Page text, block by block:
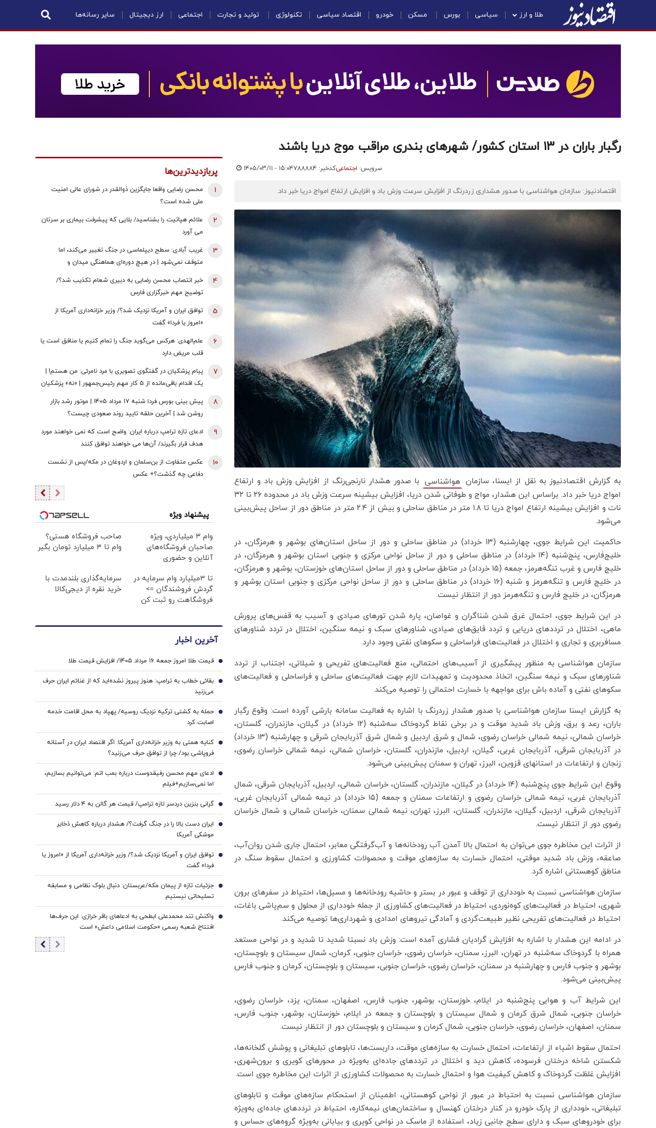
طلا و ارز سیاسی بورس مسکن خودرو اقتصاد سیاسی تکنولوژی تولید و تجارت اجتماعی ارز دیجیتال سایر رسانه‌ها
رگبار باران در ۱۳ استان کشور/ شهرهای بندری مراقب موج دریا باشند
سرویس: اجتماعیکدخبر: ۷۸۸۸۸۴ ۱۴۰۵/۰۳/۱۱ - ۱۵:۰۴
اقتصادنیوز: سازمان هواشناسی با صدور هشداری زردرنگ از افزایش سرعت وزش باد و افزایش ارتفاع امواج دریا خبر داد.
به گزارش اقتصادنیوز به نقل از ایسنا، سازمان هواشناسی با صدور هشدار نارنجی‌رنگ از افزایش وزش باد و ارتفاع
امواج دریا خبر داد. براساس این هشدار، مواج و طوفانی شدن دریا، افزایش بیشینه سرعت وزش باد در محدوده ۲۶ تا ۳۲
نات و افزایش بیشینه ارتفاع امواج دریا تا ۱.۸ متر در مناطق ساحلی و بیش از ۲.۴ متر در مناطق دور از ساحل پیش‌بینی
می‌شود.
حاکمیت این شرایط جوی، چهارشنبه (۱۳ خرداد) در مناطق ساحلی و دور از ساحل استان‌های بوشهر و هرمزگان، در
خلیج‌فارس، پنج‌شنبه (۱۴ خرداد) در مناطق ساحلی و دور از ساحل نواحی مرکزی و جنوبی استان بوشهر و هرمزگان، در
خلیج فارس و غرب تنگه‌هرمز، جمعه (۱۵ خرداد) در مناطق ساحلی و دور از ساحل استان‌های خوزستان، بوشهر و هرمزگان،
در خلیج فارس و تنگه‌هرمز و شنبه (۱۶ خرداد) در مناطق ساحلی و دور از ساحل نواحی مرکزی و جنوبی استان بوشهر و
هرمزگان، در خلیج فارس و تنگه‌هرمز دور از انتظار نیست.
در این شرایط جوی، احتمال غرق شدن شناگران و غواصان، پاره شدن تورهای صیادی و آسیب به قفس‌های پرورش
ماهی، اختلال در ترددهای دریایی و تردد قایق‌های صیادی، شناورهای سبک و نیمه سنگین، اختلال در تردد شناورهای
مسافربری و تجاری و اختلال در فعالیت‌های فراساحلی و سکوهای نفتی وجود دارد.
سازمان هواشناسی به منظور پیشگیری از آسیب‌های احتمالی، منع فعالیت‌های تفریحی و شیلاتی، اجتناب از تردد
شناورهای سبک و نیمه سنگین، اتخاذ محدودیت و تمهیدات لازم جهت فعالیت‌های ساحلی و فراساحلی و فعالیت‌های
سکوهای نفتی و آماده باش برای مواجهه با خسارت احتمالی را توصیه می‌کند.
به گزارش ایسنا سازمان هواشناسی با صدور هشدار زردرنگ با اشاره به فعالیت سامانه بارشی آورده است: وقوع رگبار
باران، رعد و برق، وزش باد شدید موقت و در برخی نقاط گردوخاک سه‌شنبه (۱۲ خرداد) در گیلان، مازندران، گلستان،
خراسان شمالی، نیمه شمالی خراسان رضوی، شمال و شرق اردبیل و شمال شرق آذربایجان شرقی و چهارشنبه (۱۳ خرداد)
در آذربایجان شرقی، آذربایجان غربی، گیلان، اردبیل، مازندران، گلستان، خراسان شمالی، نیمه شمالی خراسان رضوی،
زنجان و ارتفاعات در استانهای قزوین، البرز، تهران و سمنان پیش‌بینی می‌شود.
وقوع این شرایط جوی پنج‌شنبه (۱۴ خرداد) در گیلان، مازندران، گلستان، خراسان شمالی، اردبیل، آذربایجان شرقی، شمال
آذربایجان غربی، نیمه شمالی خراسان رضوی و ارتفاعات سمنان و جمعه (۱۵ خرداد) در نیمه شمالی آذربایجان غربی،
آذربایجان شرقی، اردبیل، گیلان، مازندران، گلستان، البرز، تهران، نیمه شمالی سمنان، خراسان شمالی و شمال خراسان
رضوی دور از انتظار نیست.
از اثرات این مخاطره جوی می‌توان به احتمال بالا آمدن آب رودخانه‌ها و آب‌گرفتگی معابر، احتمال جاری شدن روان‌آب،
صاعقه، وزش باد شدید موقتی، احتمال خسارت به سازه‌های موقت و محصولات کشاورزی و احتمال سقوط سنگ در
مناطق کوهستانی اشاره کرد.
سازمان هواشناسی نسبت به خودداری از توقف و عبور در بستر و حاشیه رودخانه‌ها و مسیل‌ها، احتیاط در سفرهای برون
شهری، احتیاط در فعالیت‌های کوه‌نوردی، احتیاط در فعالیت‌های کشاورزی از جمله خودداری از محلول و سم‌پاشی باغات،
احتیاط در فعالیت‌های تفریحی نظیر طبیعت‌گردی و آمادگی نیروهای امدادی و شهرداری‌ها توصیه می‌کند.
در ادامه این هشدار با اشاره به افزایش گرادیان فشاری آمده است: وزش باد نسبتا شدید تا شدید و در نواحی مستعد
همراه با گردوخاک سه‌شنبه در تهران، البرز، سمنان، خراسان رضوی، خراسان جنوبی، کرمان، شمال سیستان و بلوچستان،
بوشهر و جنوب فارس و چهارشنبه در سمنان، خراسان رضوی، خراسان جنوبی، سیستان و بلوچستان، کرمان و جنوب فارس
پیش‌بینی می‌شود.
این شرایط آب و هوایی پنج‌شنبه در ایلام، خوزستان، بوشهر، جنوب فارس، اصفهان، سمنان، یزد، خراسان رضوی،
خراسان جنوبی، شمال شرق کرمان و شمال سیستان و بلوچستان و جمعه در ایلام، خوزستان، بوشهر، جنوب فارس،
سمنان، اصفهان، خراسان رضوی، خراسان جنوبی، شمال کرمان و سیستان و بلوچستان دور از انتظار نیست.
احتمال سقوط اشیاء از ارتفاعات، احتمال خسارت به سازه‌های موقت، داربست‌ها، تابلوهای تبلیغاتی و پوشش گلخانه‌ها،
شکستن شاخه درختان فرسوده، کاهش دید و اختلال در ترددهای جاده‌ای به‌ویژه در محورهای کویری و برون‌شهری،
افزایش غلظت گردوخاک و کاهش کیفیت هوا و احتمال خسارت به محصولات کشاورزی از اثرات این مخاطره جوی است.
سازمان هواشناسی نسبت به احتیاط در عبور از نواحی کوهستانی، اطمینان از استحکام‌ سازه‌های موقت و تابلوهای
تبلیغاتی، خودداری از پارک خودرو در کنار درختان کهنسال و ساختمان‌های نیمه‌کاره، احتیاط در ترددهای جاده‌ای به‌ویژه
برای خودروهای سبک و دارای سطح جانبی زیاد، استفاده از ماسک در نواحی کویری و بیابانی به‌ویژه گروه‌های حساس و
پربازدیدترین‌ها
محسن رضایی واقعا جایگزین ذوالقدر در شورای عالی امنیت
ملی شده است؟
1
علائم هپاتیت را بشناسید/ بلایی که پیشرفت بیماری بر سرتان
می آورد
2
غریب آبادی: سطح دیپلماسی در جنگ تغییر می‌کند، اما
متوقف نمی‌شود | در هیچ دوره‌ای هماهنگی میدان و
ادبیاتمان در زمان صلح باشد؟
3
خبر انتصاب محسن رضایی به دبیری شعام تکذیب شد؟/
توضیح مهم خبرگزاری فارس
4
توافق ایران و آمریکا نزدیک شد؟/ وزیر خزانه‌داری آمریکا از
«امروز یا فردا» گفت
5
علم‌الهدی: هرکس می‌گوید جنگ را تمام کنیم یا منافق است یا
قلب مریض دارد
6
پیام پزشکیان در گفتگوی تصویری با مرد نامرئی: من هستم! |
یک اقدام باقی‌مانده از 5 کار مهم رئیس‌جمهور | «نه» پزشکیان
7
پیش بینی بورس فردا شنبه 17 مرداد 1405 | موتور رشد بازار
روشن شد | آخرین حلقه تایید روند صعودی چیست؟
8
ادعای تازه ترامپ درباره ایران: واضح است که نمی خواهند مورد
هدف قرار بگیرند/ آن‌ها می خواهند توافق کنند
9
عکس متفاوت از بن‌سلمان و اردوغان در مکه/پس از نشست
دفاعی چه گذشت؟+ عکس
10
پیشنهاد ویژه
وام ۳ میلیاردی، ویژه
صاحبان فروشگاه‌های
آنلاین و حضوری
صاحب فروشگاه هستی؟
وام تا ۳ میلیارد تومان بگیر
تا 3میلیارد وام سرمایه در
گردش فروشندگان =>
فروشگاهت رو ثبت کن
سرمایه‌گذاری بلندمدت با
خرید نقره از دیجی‌کالا
آخرین اخبار
قیمت طلا امروز جمعه ۱۶ مرداد ۱۴۰۵/ افزایش قیمت طلا 1
بقائی خطاب به ترامپ: هنوز پیروز نشده‌اید که از غنائم ایران حرف
می‌زنید
2
حمله به کشتی ترکیه نزدیک روسیه/ پهپاد به محل اقامت خدمه
اصابت کرد
3
کنایه همتی به وزیر خزانه‌داری آمریکا: اگر اقتصاد ایران در آستانه
فروپاشی بود/ چرا از توافق حرف می‌زنید؟
4
ادعای مهم محسن رفیقدوست درباره بمب اتم: می‌توانیم بسازیم،
اما نمی‌سازیم+فیلم
5
گرانی بنزین دردسر تازه ترامپ/ قیمت هر گالن به ۴ دلار رسید 6
ایران دست بالا را در جنگ گرفت؟/ هشدار درباره کاهش ذخایر
موشکی آمریکا
7
توافق ایران و آمریکا نزدیک شد؟/ وزیر خزانه‌داری آمریکا از «امروز یا
فردا» گفت
8
جزئیات تازه از پیمان مکه/عربستان: دنبال بلوک نظامی و مسابقه
تسلیحاتی نیستیم
9
واکنش تند محمدعلی ابطحی به ادعاهای باقر خرازی: این حرف‌ها
افتتاح شعبه رسمی «حکومت اسلامی داعش» است
10